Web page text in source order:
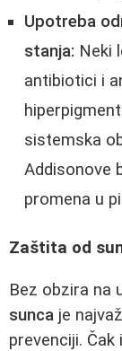
Upotreba
stanja: Neki
antibiotici i
sistemska
Addisonove
promena u
Zaštita od
Bez obzira na
sunca je
prevenciji.